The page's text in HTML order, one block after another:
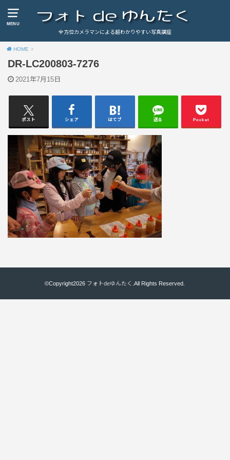
MENU
全方位カメラマンによる超わかりやすい写真講座
HOME
DR-LC200803-7276
2021年7月15日
ポスト シェア はてブ 送る Pocket
©Copyright2026 フォトdeゆんたく .All Rights Reserved.